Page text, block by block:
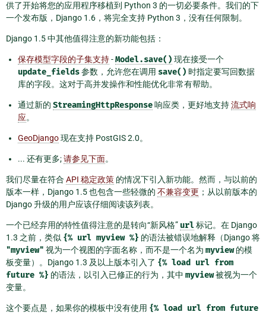
供了开始将您的应用程序移植到 Python 3 的一切必要条件。我们的下
一个发布版，Django 1.6，将完全支持 Python 3，没有任何限制。
Django 1.5 中其他值得注意的新功能包括：
保存模型字段的子集支持-Model.save() 现在接受一个
update_fields参数，允许您在调用 save() 时指定要写回数据
库的字段。这对于高并发操作和性能优化非常有帮助。
通过新的 StreamingHttpResponse响应类，更好地支持流式响
应。
GeoDjango现在支持 PostGIS 2.0。
... 还有更多;请参见下面。
我们尽量在符合 API 稳定政策 的情况下引入新功能。然而，与以前的
版本一样，Django 1.5 也包含一些轻微的 不兼容变更 ；从以前版本的
Django 升级的用户应该仔细阅读该列表。
一个已经弃用的特性值得注意的是转向“新风格” url标记。在 Django
1.3 之前，类似 {% url myview %} 的语法被错误地解释（Django 将
"myview" 视为一个视图的字面名称，而不是一个名为 myview的模
板变量）。Django 1.3 及以上版本引入了 {% load url from
future %} 的语法，以引入已修正的行为，其中 myview被视为一个
变量。
这个要点是，如果你的模板中没有使用 {% load url from future